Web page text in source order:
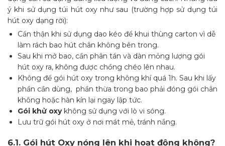
ý khi sử dụng túi hút oxy như sau (trường hợp sử dụng túi
hút oxy dạng rời):
Cẩn thận khi sử dụng dao kéo để khui thùng carton vì dễ
làm rách bao hút chân không bên trong.
Sau khi mở bao, cần phân tán và dàn mỏng lượng gói
hút oxy ra, không được chồng chéo lên nhau.
Không để gói hút oxy trong không khí quá 1h. Sau khi lấy
phần cần dùng, phần thừa trong bao phải đóng gói chân
không hoặc hàn kín lại ngay lập tức.
Gói khử oxykhông sử dụng với lò vi sóng.
Lưu trữ gói hút oxy ở nơi mát mẻ, tránh nắng.
6.1. Gói hút Oxy nóng lên khi hoạt động không?